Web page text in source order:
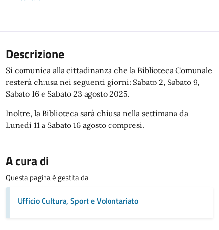
Descrizione
Si comunica alla cittadinanza che la Biblioteca Comunale
resterà chiusa nei seguenti giorni: Sabato 2, Sabato 9,
Sabato 16 e Sabato 23 agosto 2025.
Inoltre, la Biblioteca sarà chiusa nella settimana da
Lunedì 11 a Sabato 16 agosto compresi.
A cura di
Questa pagina è gestita da
Ufficio Cultura, Sport e Volontariato